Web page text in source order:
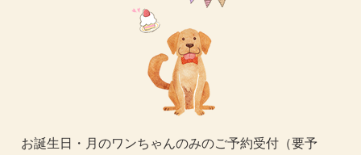
お誕生日・月のワンちゃんのみのご予約受付（要予